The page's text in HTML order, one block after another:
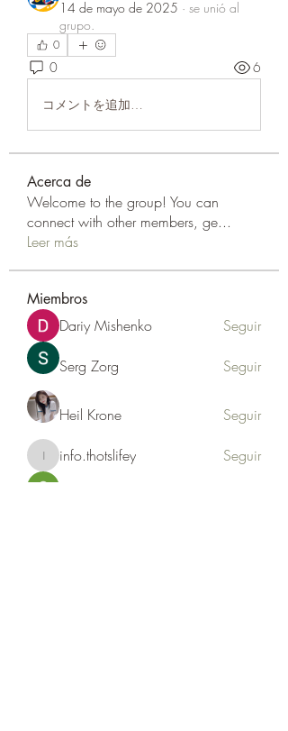
14 de mayo de 2025 · se unió al
grupo.
0
0 6
コメントを追加…
Acerca de
Welcome to the group! You can
connect with other members, ge...
Leer más
Miembros
Dariy Mishenko Seguir
Serg Zorg Seguir
Heil Krone Seguir
info.thotslifey
info.thotslifey Seguir